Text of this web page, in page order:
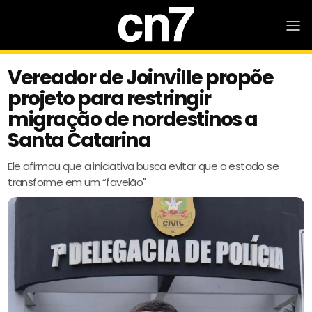
Vereador de Joinville propõe
projeto para restringir
migração de nordestinos a
Santa Catarina
Ele afirmou que a iniciativa busca evitar que o estado se
transforme em um “favelão"